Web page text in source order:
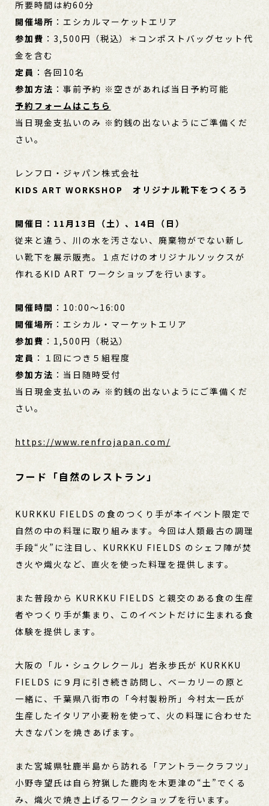
所要時間は約60分
開催場所 ：エシカルマーケットエリア
参加費 ：3,500円（税込）＊コンポストバッグセット代
金を含む
定員 ：各回10名
参加方法 ：事前予約 ※空きがあれば当日予約可能
予約フォームはこちら
当日現金支払いのみ ※釣銭の出ないようにご準備くだ
さい。
レンフロ・ジャパン株式会社
KIDS ART WORKSHOP オリジナル靴下をつくろう
開催日：11月13日（土）、14日（日）
従来と違う、川の水を汚さない、廃棄物がでない新し
い靴下を展示販売。１点だけのオリジナルソックスが
作れるKID ART ワークショップを行います。
開催時間 ：10:00～16:00
開催場所 ：エシカル・マーケットエリア
参加費 ：1,500円（税込）
定員：１回につき５組程度
参加方法 ：当日随時受付
当日現金支払いのみ ※釣銭の出ないようにご準備くだ
さい。
https://www.renfrojapan.com/
フード「自然のレストラン」
KURKKU FIELDS の食のつくり手が本イベント限定で
自然の中の料理に取り組みます。今回は人類最古の調理
手段“火”に注目し、KURKKU FIELDS のシェフ陣が焚
き火や熾火など、直火を使った料理を提供します。
また普段から KURKKU FIELDS と親交のある食の生産
者やつくり手が集まり、このイベントだけに生まれる食
体験を提供します。
大阪の「ル・シュクレクール」岩永歩氏が KURKKU
FIELDS に９月に引き続き訪問し、ベーカリーの原と
一緒に、千葉県八街市の「今村製粉所」今村太一氏が
生産したイタリア小麦粉を使って、火の料理に合わせた
大きなパンを焼きあげます。
また宮城県牡鹿半島から訪れる「アントラークラフツ」
小野寺望氏は自ら狩猟した鹿肉を木更津の“土”でくる
み、熾火で焼き上げるワークショップを行います。